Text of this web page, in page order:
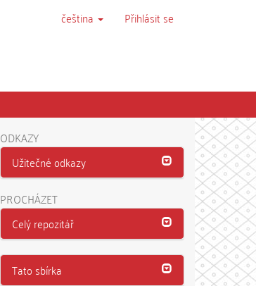
čeština Přihlásit se
ODKAZY
Užitečné odkazy
PROCHÁZET
Celý repozitář
Tato sbírka